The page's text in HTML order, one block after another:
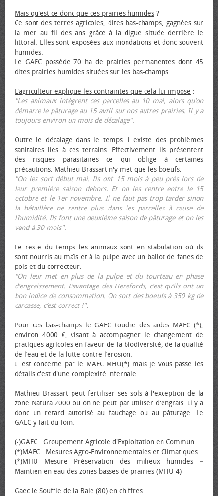
Mais qu'est ce donc que ces prairies humides ?
Ce sont des terres agricoles, dites bas-champs, gagnées sur
la mer au fil des ans grâce à la digue située derrière le
littoral. Elles sont exposées aux inondations et donc souvent
humides.
Le GAEC possède 70 ha de prairies permanentes dont 45
dites prairies humides situées sur les bas-champs.
L'agriculteur explique les contraintes que cela lui impose :
"Les animaux intègrent ces parcelles au 10 mai, alors qu’on
démarre le pâturage au 15 avril sur nos autres prairies. Il y a
toujours environ un mois de décalage".
Outre le décalage dans le temps il existe des problèmes
sanitaires liés à ces terrains. Effectivement ils présentent
des risques parasitaires ce qui oblige à certaines
précautions. Mathieu Brassart n'y met que les bœufs.
"On les sort début mai. Ils ont 15 mois à peu près lors de
leur première saison dehors. Et on les rentre entre le 15
octobre et le 1er novembre. Il ne faut pas trop tarder sinon
la bétaillère ne rentre plus dans les parcelles à cause de
l’humidité. Ils font une deuxième saison de pâturage et on les
vend à 30 mois".
Le reste du temps les animaux sont en stabulation où ils
sont nourris au maïs et à la pulpe avec un ballot de fanes de
pois et du correcteur.
"On leur met en plus de la pulpe et du tourteau en phase
d’engraissement. L’avantage des Herefords, c’est qu’ils ont un
bon indice de consommation. On sort des bœufs à 350 kg de
carcasse, c’est correct !".
Pour ces bas-champs le GAEC touche des aides MAEC (*),
environ 4000 €, visant à accompagner le changement de
pratiques agricoles en faveur de la biodiversité, de la qualité
de l’eau et de la lutte contre l’érosion.
Il est concerné par le MAEC MHU(*) mais je vous passe les
détails c'est d'une complexité infernale.
Mathieu Brassart peut fertiliser ses sols à l'exception de la
zone Natura 2000 où on ne peut par utiliser d'engrais. Il y a
donc un retard autorisé au fauchage ou au pâturage. Le
GAEC y fait du foin.
(-)GAEC : Groupement Agricole d'Exploitation en Commun
(*)MAEC : Mesures Agro-Environnementales et Climatiques
(*)MHU Mesure Préservation des milieux humides −
Maintien en eau des zones basses de prairies (MHU 4)
Gaec le Souffle de la Baie (80) en chiffres :